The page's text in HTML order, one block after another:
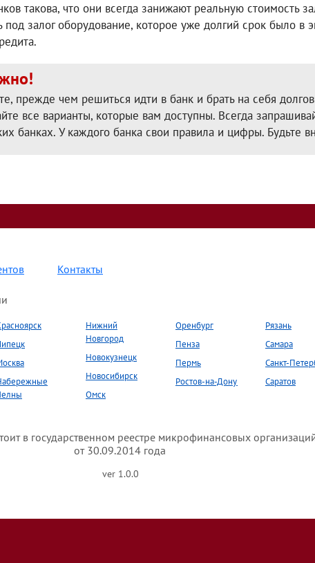
такова, что они всегда занижают реальную стоимость
под залог оборудование, которое уже долгий срок было в
прежде чем решиться идти в банк и брать на себя
все варианты, которые вам доступны. Всегда
банках. У каждого банка свои правила и цифры. Будьте
Контакты
Нижний
Новгород
Новокузнецк
Новосибирск
Омск
Оренбург
Пенза
Пермь
Ростов-на-Дону
Рязань
Самара
Санкт-
Саратов
в государственном реестре микрофинансовых
от 30.09.2014 года
ver 1.0.0